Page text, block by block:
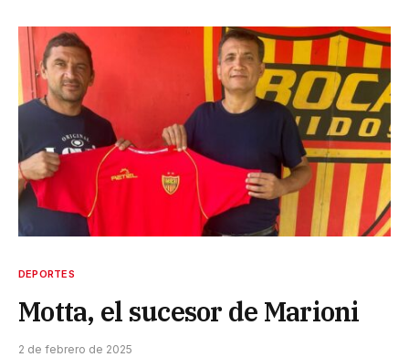
DEPORTES
Motta, el sucesor de Marioni
2 de febrero de 2025